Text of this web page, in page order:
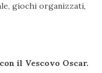
giochi organizzati,
il Vescovo Oscar.